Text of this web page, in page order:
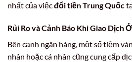
nhất của việcđổi tiền Trung Quốc
Rủi Ro và Cảnh Báo Khi Giao Dịch
Bên cạnh ngân hàng, một số tiệm
nhân hoặc cá nhân cũng cung cấp